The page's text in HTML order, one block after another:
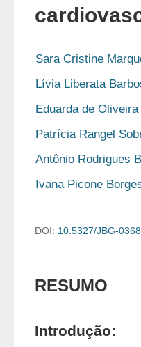
Sara Cristine
Lívia Liberata
Eduarda de Oliveira
Patrícia Rangel
Antônio Rodrigues
Ivana Picone
DOI: 10.5327/JBG-
RESUMO
Introdução: